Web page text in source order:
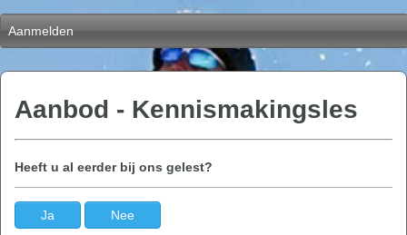
Aanmelden
Aanbod - Kennismakingsles
Heeft u al eerder bij ons gelest?